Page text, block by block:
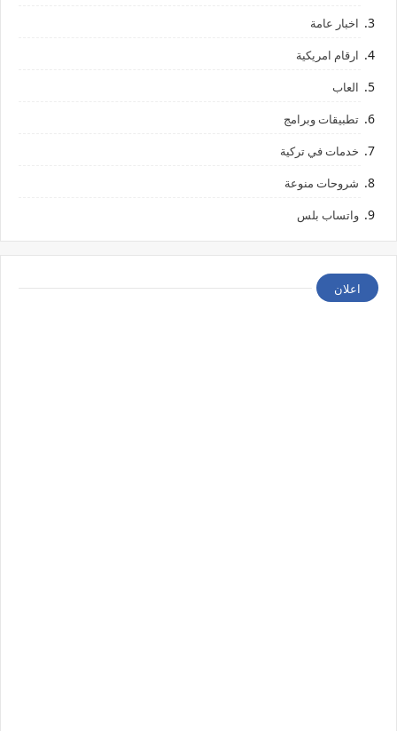
اخبار عامة
ارقام امريكية
العاب
تطبيقات وبرامج
خدمات في تركية
شروحات منوعة
واتساب بلس
اعلان